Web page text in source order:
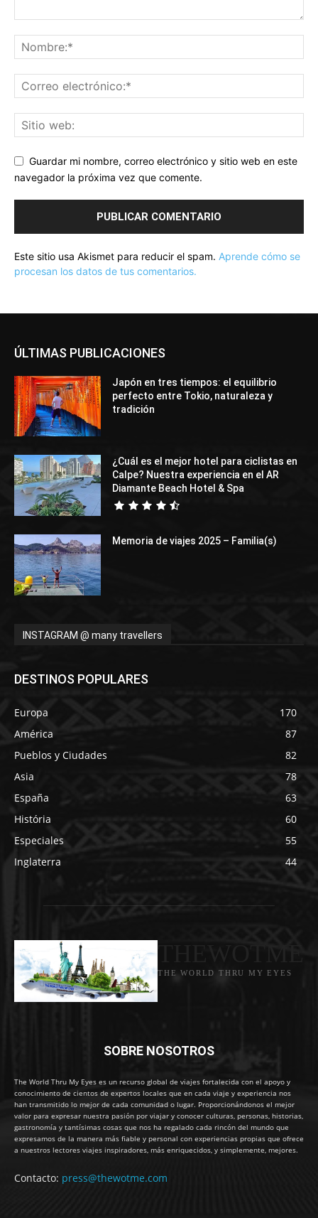
Guardar mi nombre, correo electrónico y sitio web en este
navegador la próxima vez que comente.
Este sitio usa Akismet para reducir el spam. Aprende cómo se
procesan los datos de tus comentarios.
ÚLTIMAS PUBLICACIONES
Japón en tres tiempos: el equilibrio
perfecto entre Tokio, naturaleza y
tradición
¿Cuál es el mejor hotel para ciclistas en
Calpe? Nuestra experiencia en el AR
Diamante Beach Hotel & Spa
Memoria de viajes 2025 – Familia(s)
INSTAGRAM @ many travellers
DESTINOS POPULARES
Europa
170
América
87
Pueblos y Ciudades
82
Asia
78
España
63
História
60
Especiales
55
Inglaterra
44
THE WORLD THRU MY EYES
SOBRE NOSOTROS
The World Thru My Eyes es un recurso global de viajes fortalecida con el apoyo y
conocimiento de cientos de expertos locales que en cada viaje y experiencia nos
han transmitido lo mejor de cada comunidad o lugar. Proporcionándonos el mejor
valor para expresar nuestra pasión por viajar y conocer culturas, personas, historias,
gastronomía y tantísimas cosas que nos ha regalado cada rincón del mundo que
expresamos de la manera más fiable y personal con experiencias propias que ofrece
a nuestros lectores viajes inspiradores, más enriquecidos, y simplemente, mejores.
Contacto: press@thewotme.com